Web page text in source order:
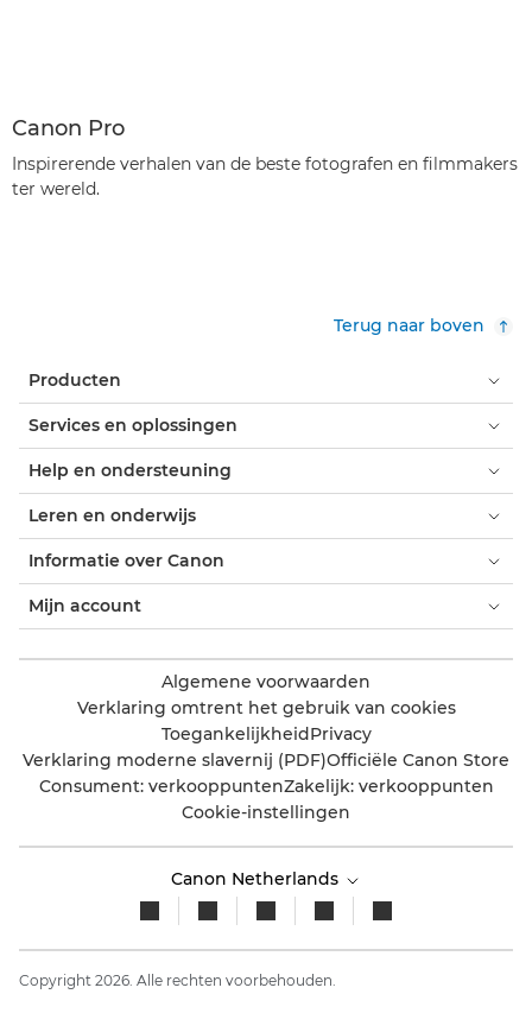
Canon Pro
Inspirerende verhalen van de beste fotografen en filmmakers
ter wereld.
Terug naar boven
Producten
Services en oplossingen
Help en ondersteuning
Leren en onderwijs
Informatie over Canon
Mijn account
Algemene voorwaarden
Verklaring omtrent het gebruik van cookies
Toegankelijkheid Privacy
Verklaring moderne slavernij (PDF)Officiële Canon Store
Consument: verkooppuntenZakelijk: verkooppunten
Cookie-instellingen
Canon Netherlands
Copyright 2026. Alle rechten voorbehouden.